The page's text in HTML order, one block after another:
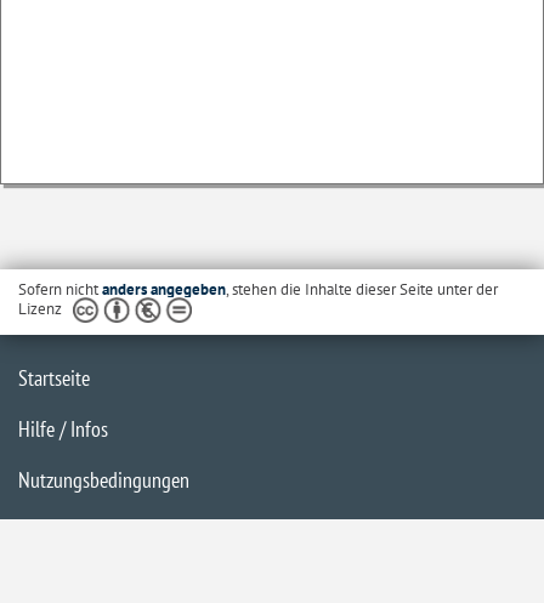
Sofern nichtanders angegeben, stehen die Inhalte dieser Seite unter der
Lizenz
Startseite
Hilfe / Infos
Nutzungsbedingungen